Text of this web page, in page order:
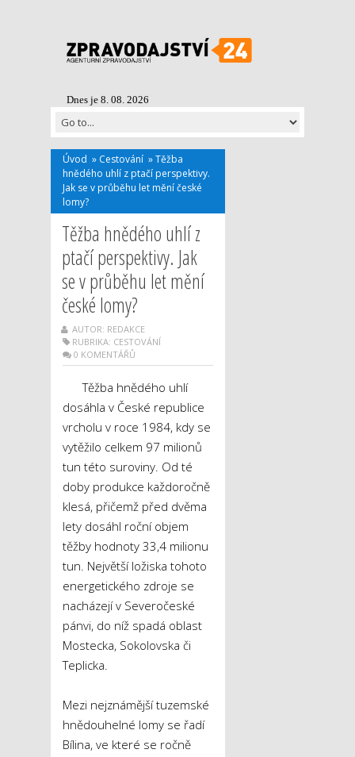
Dnes je 8. 08. 2026
Úvod » Cestování »Těžba
hnědého uhlí z ptačí perspektivy.
Jak se v průběhu let mění české
lomy?
Těžba hnědého uhlí z
ptačí perspektivy. Jak
se v průběhu let mění
české lomy?
AUTOR: REDAKCE
RUBRIKA: CESTOVÁNÍ
0 KOMENTÁŘŮ
Těžba hnědého uhlí
dosáhla v České republice
vrcholu v roce 1984, kdy se
vytěžilo celkem 97 milionů
tun této suroviny. Od té
doby produkce každoročně
klesá, přičemž před dvěma
lety dosáhl roční objem
těžby hodnoty 33,4 milionu
tun. Největší ložiska tohoto
energetického zdroje se
nacházejí v Severočeské
pánvi, do níž spadá oblast
Mostecka, Sokolovska či
Teplicka.
Mezi nejznámější tuzemské
hnědouhelné lomy se řadí
Bílina, ve které se ročně